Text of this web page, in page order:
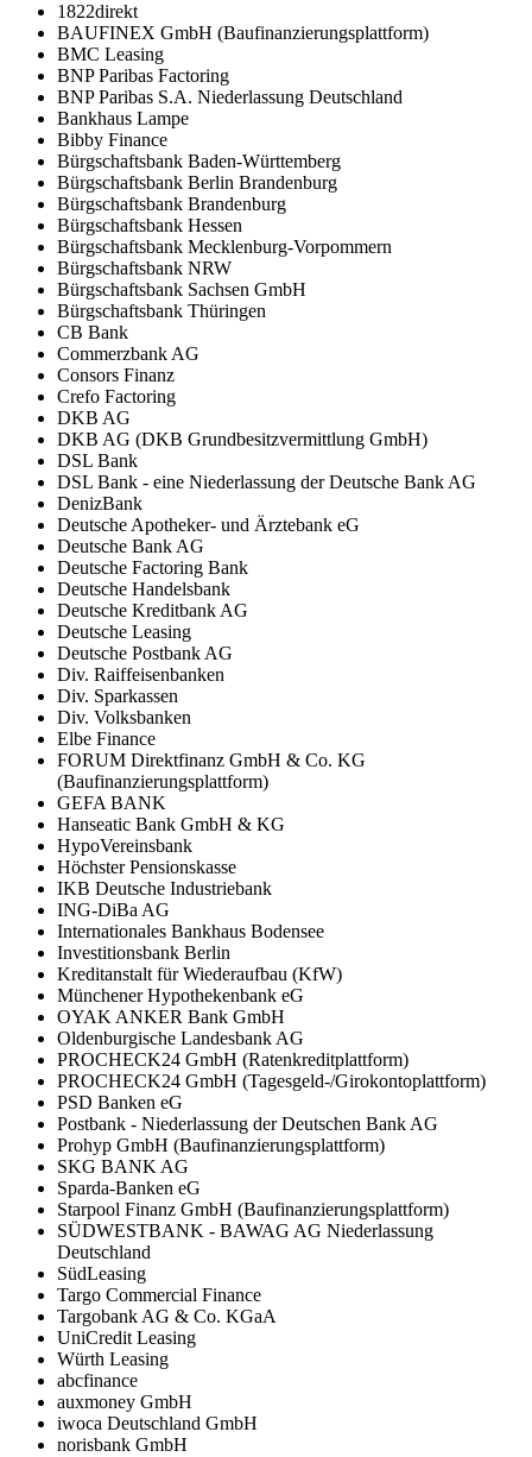
1822direkt
BAUFINEX GmbH (Baufinanzierungsplattform)
BMC Leasing
BNP Paribas Factoring
BNP Paribas S.A. Niederlassung Deutschland
Bankhaus Lampe
Bibby Finance
Bürgschaftsbank Baden-Württemberg
Bürgschaftsbank Berlin Brandenburg
Bürgschaftsbank Brandenburg
Bürgschaftsbank Hessen
Bürgschaftsbank Mecklenburg-Vorpommern
Bürgschaftsbank NRW
Bürgschaftsbank Sachsen GmbH
Bürgschaftsbank Thüringen
CB Bank
Commerzbank AG
Consors Finanz
Crefo Factoring
DKB AG
DKB AG (DKB Grundbesitzvermittlung GmbH)
DSL Bank
DSL Bank - eine Niederlassung der Deutsche Bank AG
DenizBank
Deutsche Apotheker- und Ärztebank eG
Deutsche Bank AG
Deutsche Factoring Bank
Deutsche Handelsbank
Deutsche Kreditbank AG
Deutsche Leasing
Deutsche Postbank AG
Div. Raiffeisenbanken
Div. Sparkassen
Div. Volksbanken
Elbe Finance
FORUM Direktfinanz GmbH & Co. KG
(Baufinanzierungsplattform)
GEFA BANK
Hanseatic Bank GmbH & KG
HypoVereinsbank
Höchster Pensionskasse
IKB Deutsche Industriebank
ING-DiBa AG
Internationales Bankhaus Bodensee
Investitionsbank Berlin
Kreditanstalt für Wiederaufbau (KfW)
Münchener Hypothekenbank eG
OYAK ANKER Bank GmbH
Oldenburgische Landesbank AG
PROCHECK24 GmbH (Ratenkreditplattform)
PROCHECK24 GmbH (Tagesgeld-/Girokontoplattform)
PSD Banken eG
Postbank - Niederlassung der Deutschen Bank AG
Prohyp GmbH (Baufinanzierungsplattform)
SKG BANK AG
Sparda-Banken eG
Starpool Finanz GmbH (Baufinanzierungsplattform)
SÜDWESTBANK - BAWAG AG Niederlassung
Deutschland
SüdLeasing
Targo Commercial Finance
Targobank AG & Co. KGaA
UniCredit Leasing
Würth Leasing
abcfinance
auxmoney GmbH
iwoca Deutschland GmbH
norisbank GmbH